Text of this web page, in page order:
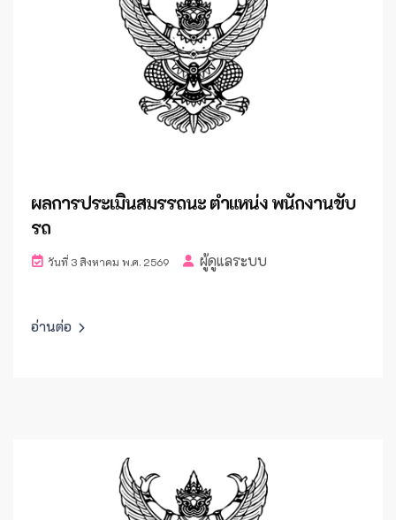
ผลการประเมินสมรรถนะ ตำแหน่ง พนักงานขับ
รถ
วันที่ 3 สิงหาคม พ.ศ. 2569 ผู้ดูแลระบบ
อ่านต่อ